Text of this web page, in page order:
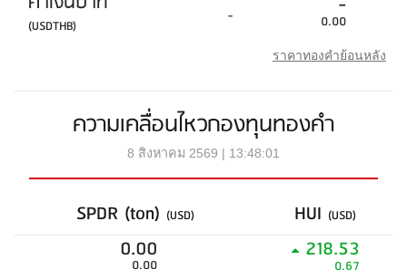
(USDTHB) - 0.00
ราคาทองคำย้อนหลัง
ความเคลื่อนไหวกองทุนทองคำ
8 สิงหาคม 2569 | 13:48:01
SPDR (ton) (USD) HUI (USD)
0.00
0.00
218.53
0.67